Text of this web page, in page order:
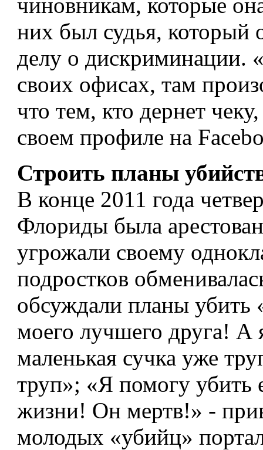
них был судья, который
делу о дискриминации.
своих офисах, там
что тем, кто дернет
своем профиле на
Строить планы
В конце 2011 года
Флориды была
угрожали своему
подростков
обсуждали планы убить
моего лучшего друга! А
маленькая сучка уже
труп»; «Я помогу
жизни! Он мертв!» -
молодых «убийц»